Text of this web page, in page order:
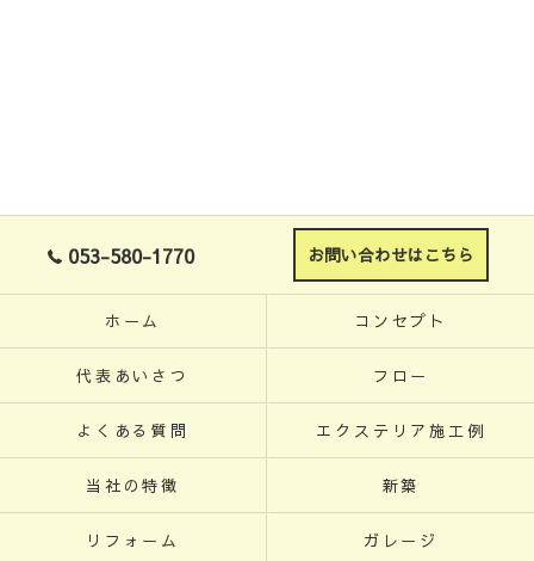
053-580-1770 お問い合わせはこちら
ホーム コンセプト
代表あいさつ フロー
よくある質問 エクステリア施工例
当社の特徴 新築
リフォーム ガレージ